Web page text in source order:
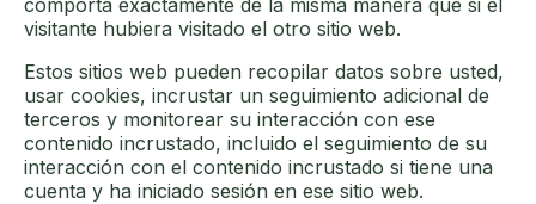
visitante hubiera visitado el otro sitio web.
Estos sitios web pueden recopilar datos sobre usted,
usar cookies, incrustar un seguimiento adicional de
terceros y monitorear su interacción con ese
contenido incrustado, incluido el seguimiento de su
interacción con el contenido incrustado si tiene una
cuenta y ha iniciado sesión en ese sitio web.